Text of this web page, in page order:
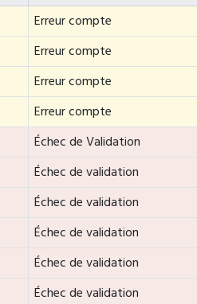
Erreur compte
Erreur compte
Erreur compte
Erreur compte
Échec de Validation
Échec de validation
Échec de validation
Échec de validation
Échec de validation
Échec de validation